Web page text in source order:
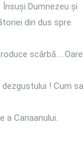
Dumnezeu și
din dus spre
scârbă…..Oare
! Cum sa
a Canaanului.